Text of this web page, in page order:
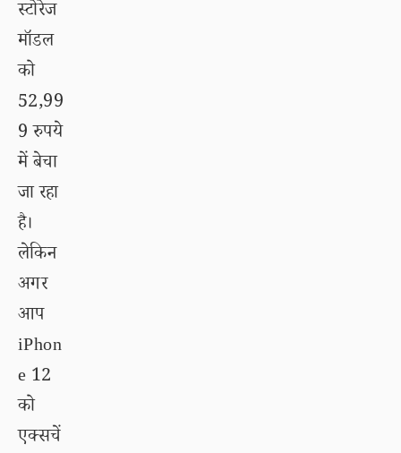
स्टोरेज
मॉडल
को
52,99
9 रुपये
में बेचा
जा रहा
है।
लेकिन
अगर
आप
iPhon
e 12
को
एक्सचें